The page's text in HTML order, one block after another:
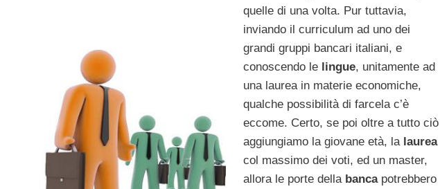
quelle di una volta. Pur tuttavia,
inviando il curriculum ad uno dei
grandi gruppi bancari italiani, e
conoscendo lelingue, unitamente ad
una laurea in materie economiche,
qualche possibilità di farcela c’è
eccome. Certo, se poi oltre a tutto ciò
aggiungiamo la giovane età, la laurea
col massimo dei voti, ed un master,
allora le porte della bancapotrebbero